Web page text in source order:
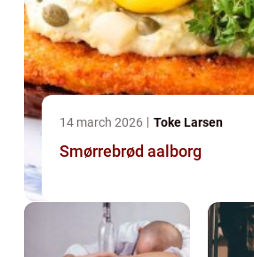
14 march 2026 Toke Larsen
Smørrebrød aalborg